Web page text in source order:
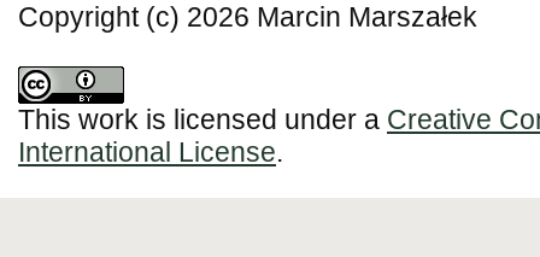
Copyright (c) 2026 Marcin Marszałek
This work is licensed under a Creative
International License.